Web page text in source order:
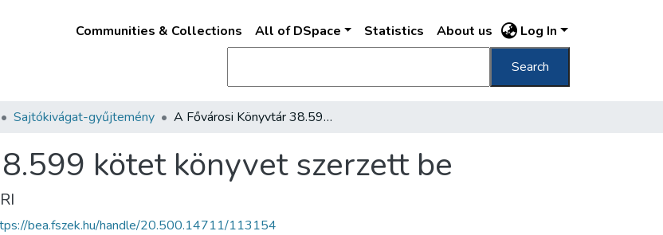
Communities & Collections All of DSpace Statistics About us Log In
Search
Sajtókivágat-gyűjtemény A Fővárosi Könyvtár 38.599 kötet könyvet szerzett be
kötet könyvet szerzett be
bea.fszek.hu/handle/20.500.14711/113154